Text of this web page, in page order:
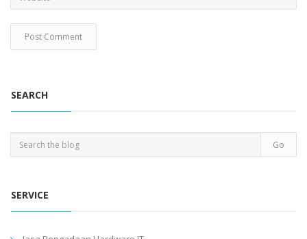
SEARCH
SERVICE